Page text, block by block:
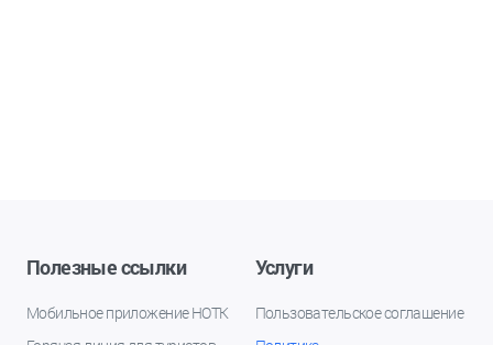
Полезные ссылки
Мобильное приложение НОТК
Услуги
Пользовательское соглашение